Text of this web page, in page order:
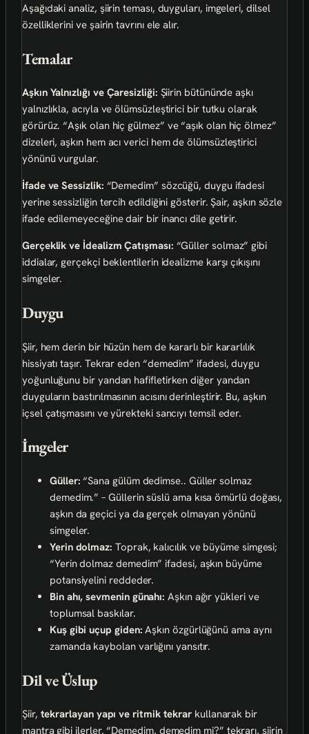
Aşağıdaki analiz, şiirin teması, duyguları, imgeleri, dilsel
özelliklerini ve şairin tavrını ele alır.
Temalar
Aşkın Yalnızlığı ve Çaresizliği: Şiirin bütününde aşkı
yalnızlıkla, acıyla ve ölümsüzleştirici bir tutku olarak
görürüz. “Aşık olan hiç gülmez” ve “aşık olan hiç ölmez”
dizeleri, aşkın hem acı verici hem de ölümsüzleştirici
yönünü vurgular.
İfade ve Sessizlik: “Demedim” sözcüğü, duygu ifadesi
yerine sessizliğin tercih edildiğini gösterir. Şair, aşkın sözle
ifade edilemeyeceğine dair bir inancı dile getirir.
Gerçeklik ve İdealizm Çatışması: “Güller solmaz” gibi
iddialar, gerçekçi beklentilerin idealizme karşı çıkışını
simgeler.
Duygu
Şiir, hem derin bir hüzün hem de kararlı bir kararlılık
hissiyatı taşır. Tekrar eden “demedim” ifadesi, duygu
yoğunluğunu bir yandan hafifletirken diğer yandan
duyguların bastırılmasının acısını derinleştirir. Bu, aşkın
içsel çatışmasını ve yürekteki sancıyı temsil eder.
İmgeler
Güller: “Sana gülüm dedimse.. Güller solmaz
demedim.” – Güllerin süslü ama kısa ömürlü doğası,
aşkın da geçici ya da gerçek olmayan yönünü
simgeler.
Yerin dolmaz: Toprak, kalıcılık ve büyüme simgesi;
“Yerin dolmaz demedim” ifadesi, aşkın büyüme
potansiyelini reddeder.
Bin ahı, sevmenin günahı: Aşkın ağır yükleri ve
toplumsal baskılar.
Kuş gibi uçup giden: Aşkın özgürlüğünü ama aynı
zamanda kaybolan varlığını yansıtır.
Dil ve Üslup
Şiir, tekrarlayan yapı ve ritmik tekrar kullanarak bir
mantra gibi ilerler. “Demedim, demedim mi?” tekrarı, şiirin